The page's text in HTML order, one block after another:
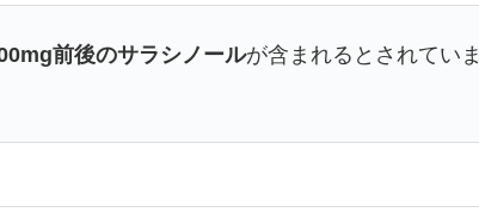
前後のサラシノールが含まれるとされていま